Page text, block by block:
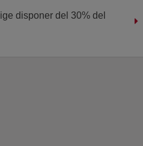
disponer del 30% del